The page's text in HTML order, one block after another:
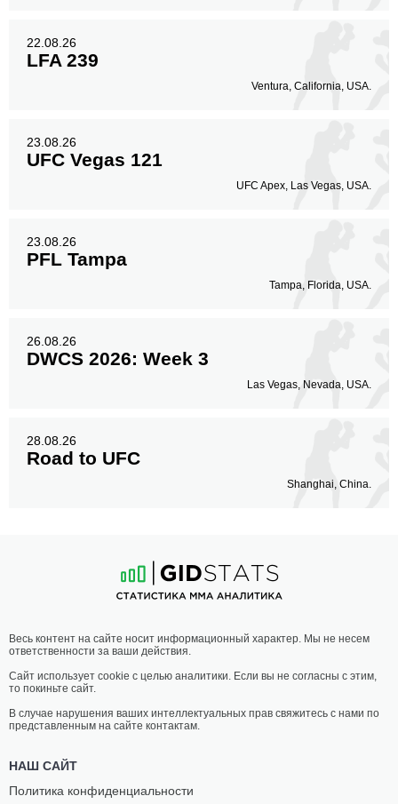
22.08.26
LFA 239
Ventura, California, USA.
23.08.26
UFC Vegas 121
UFC Apex, Las Vegas, USA.
23.08.26
PFL Tampa
Tampa, Florida, USA.
26.08.26
DWCS 2026: Week 3
Las Vegas, Nevada, USA.
28.08.26
Road to UFC
Shanghai, China.
Весь контент на сайте носит информационный характер. Мы не несем
ответственности за ваши действия.
Сайт использует cookie с целью аналитики. Если вы не согласны с этим,
то покиньте сайт.
В случае нарушения ваших интеллектуальных прав свяжитесь с нами по
представленным на сайте контактам.
НАШ САЙТ
Политика конфиденциальности